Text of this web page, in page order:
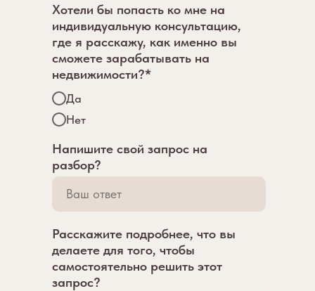
Хотели бы попасть ко мне на
индивидуальную консультацию,
где я расскажу, как именно вы
сможете зарабатывать на
недвижимости?*
Да
Нет
Напишите свой запрос на
разбор?
Расскажите подробнее, что вы
делаете для того, чтобы
самостоятельно решить этот
запрос?